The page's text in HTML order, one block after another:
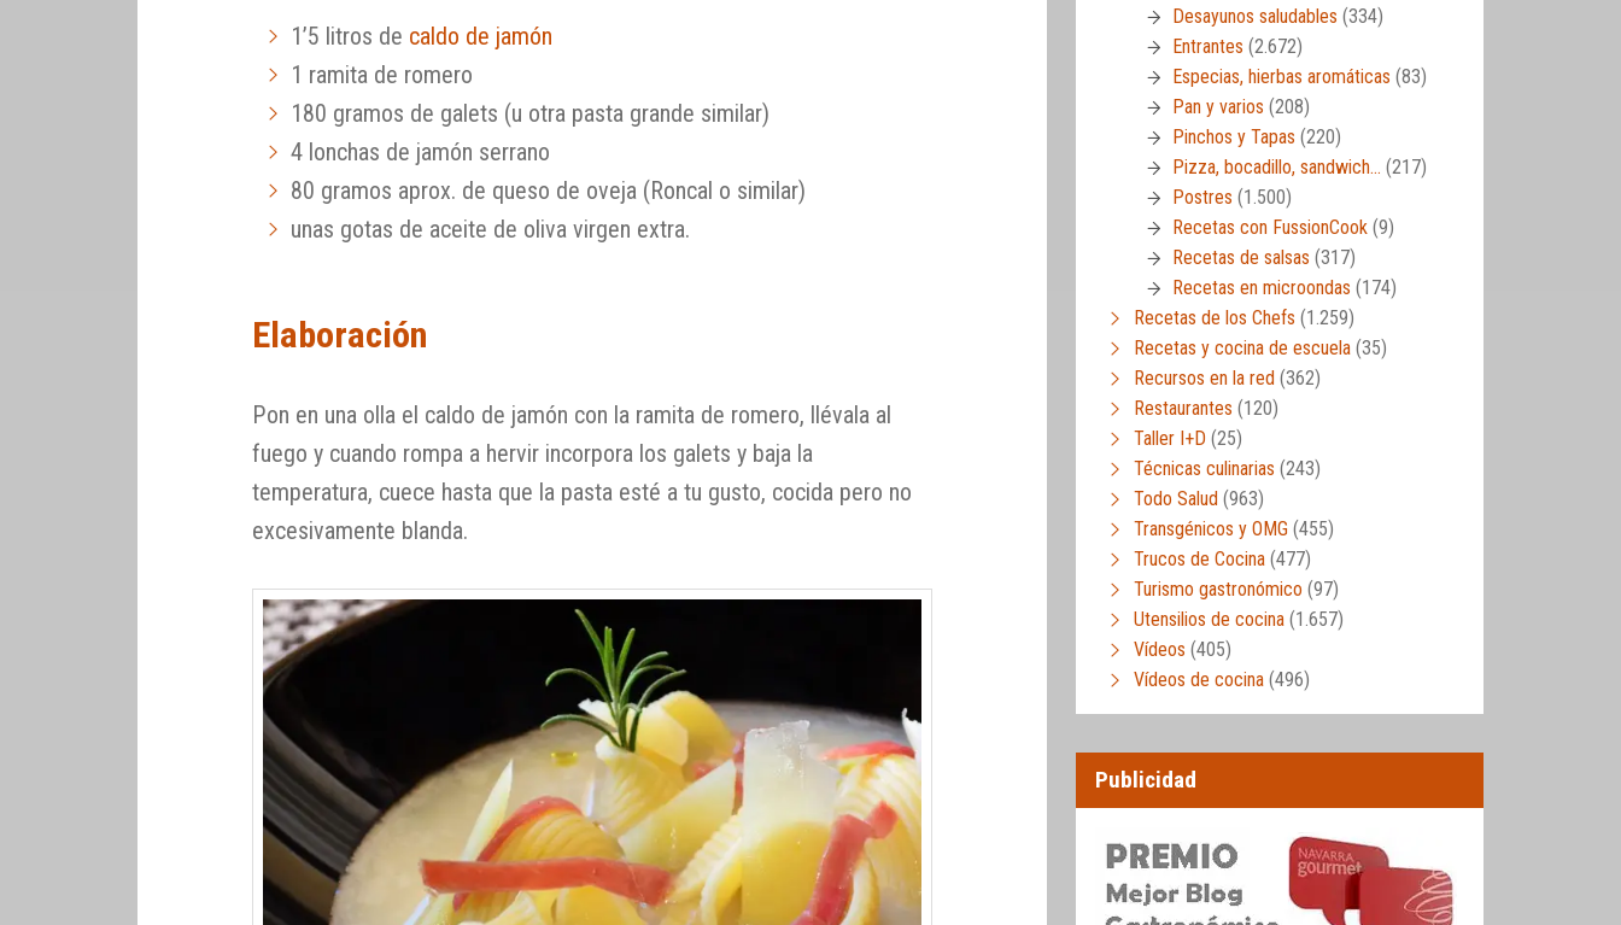
1’5 litros de caldo de jamón
1 ramita de romero
180 gramos de galets (u otra pasta grande similar)
4 lonchas de jamón serrano
80 gramos aprox. de queso de oveja (Roncal o similar)
unas gotas de aceite de oliva virgen extra.
Elaboración
Pon en una olla el caldo de jamón con la ramita de romero, llévala al
fuego y cuando rompa a hervir incorpora los galets y baja la
temperatura, cuece hasta que la pasta esté a tu gusto, cocida pero no
excesivamente blanda.
Desayunos saludables (334)
Entrantes (2.672)
Especias, hierbas aromáticas (83)
Pan y varios (208)
Pinchos y Tapas (220)
Pizza, bocadillo, sandwich… (217)
Postres (1.500)
Recetas con FussionCook (9)
Recetas de salsas (317)
Recetas en microondas (174)
Recetas de los Chefs (1.259)
Recetas y cocina de escuela (35)
Recursos en la red (362)
Restaurantes (120)
Taller I+D (25)
Técnicas culinarias (243)
Todo Salud (963)
Transgénicos y OMG (455)
Trucos de Cocina (477)
Turismo gastronómico (97)
Utensilios de cocina (1.657)
Vídeos (405)
Vídeos de cocina (496)
Publicidad